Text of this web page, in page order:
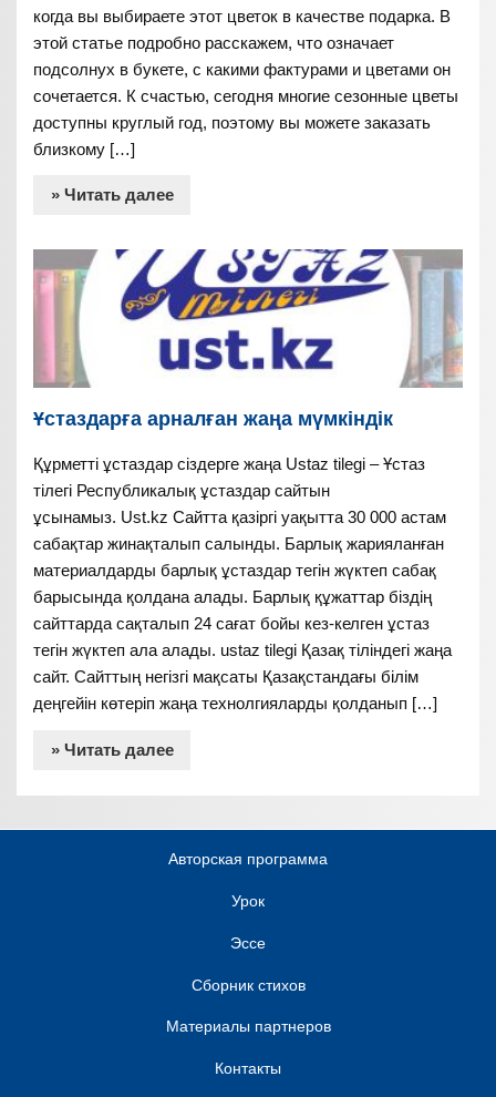
когда вы выбираете этот цветок в качестве подарка. В
этой статье подробно расскажем, что означает
подсолнух в букете, с какими фактурами и цветами он
сочетается. К счастью, сегодня многие сезонные цветы
доступны круглый год, поэтому вы можете заказать
близкому […]
» Читать далее
Ұстаздарға арналған жаңа мүмкіндік
Құрметті ұстаздар сіздерге жаңа Ustaz tilegi – Ұстаз
тілегі Республикалық ұстаздар сайтын
ұсынамыз. Ust.kz Сайтта қазіргі уақытта 30 000 астам
сабақтар жинақталып салынды. Барлық жарияланған
материалдарды барлық ұстаздар тегін жүктеп сабақ
барысында қолдана алады. Барлық құжаттар біздің
сайттарда сақталып 24 сағат бойы кез-келген ұстаз
тегін жүктеп ала алады. ustaz tilegi Қазақ тіліндегі жаңа
сайт. Сайттың негізгі мақсаты Қазақстандағы білім
деңгейін көтеріп жаңа технолгияларды қолданып […]
» Читать далее
Авторская программа
Урок
Эссе
Сборник стихов
Материалы партнеров
Контакты